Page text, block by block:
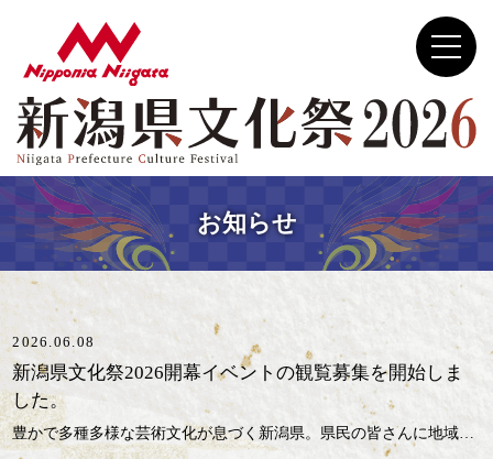
お知らせ
2026.06.08
新潟県文化祭2026開幕イベントの観覧募集を開始しま
した。
豊かで多種多様な芸術文化が息づく新潟県。県民の皆さんに地域文化や伝統文化に深く触れていただき、文化の継承・普及・発展へと繋がるように新潟県文化祭2026開幕イベントを開催します。 新潟県文化祭2026 開幕イベント ■日時：2026年８月22日（土）13:30～ ■会場：新潟県民会館 大ホール 詳細・お申込みはこちら